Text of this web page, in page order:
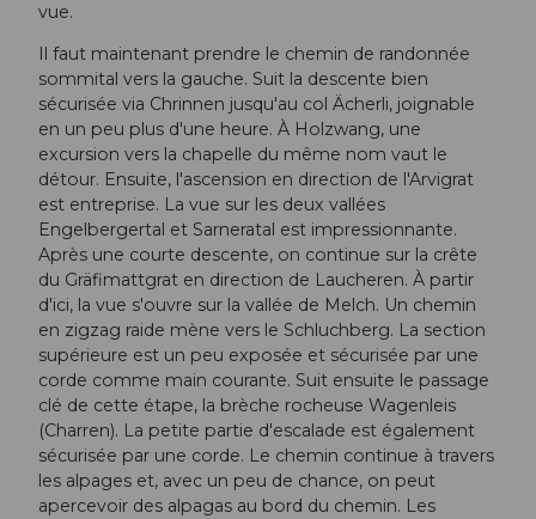
vue.
Il faut maintenant prendre le chemin de randonnée
sommital vers la gauche. Suit la descente bien
sécurisée via Chrinnen jusqu'au col Ächerli, joignable
en un peu plus d'une heure. À Holzwang, une
excursion vers la chapelle du même nom vaut le
détour. Ensuite, l'ascension en direction de l'Arvigrat
est entreprise. La vue sur les deux vallées
Engelbergertal et Sarneratal est impressionnante.
Après une courte descente, on continue sur la crête
du Gräfimattgrat en direction de Laucheren. À partir
d'ici, la vue s'ouvre sur la vallée de Melch. Un chemin
en zigzag raide mène vers le Schluchberg. La section
supérieure est un peu exposée et sécurisée par une
corde comme main courante. Suit ensuite le passage
clé de cette étape, la brèche rocheuse Wagenleis
(Charren). La petite partie d'escalade est également
sécurisée par une corde. Le chemin continue à travers
les alpages et, avec un peu de chance, on peut
apercevoir des alpagas au bord du chemin. Les